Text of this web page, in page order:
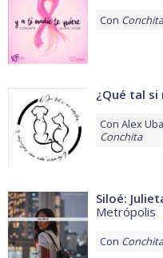
Con Conchita
¿Qué tal si
Con Alex
Conchita
Siloé:
Metrópolis
Con Conchita